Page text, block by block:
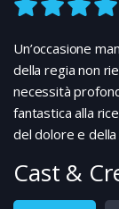
Un’occasione
della regia non
necessità
fantastica alla
del dolore e
Cast &